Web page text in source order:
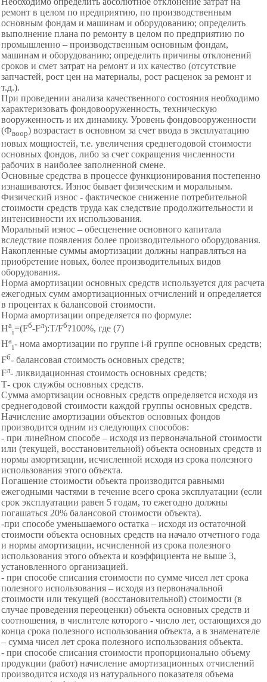
ремонт в целом по предприятию, по производственным
основным фондам и машинам и оборудованию; определить
выполнение плана по ремонту в целом по предприятию по
промышленно – производственным основным фондам,
машинам и оборудованию; определить причины отклонений
сроков и смет затрат на ремонт и их качество (отсутствие
запчастей, рост цен на материалы, рост расценок за ремонт и
т.д.).
При проведении анализа качественного состояния необходимо
характеризовать фондовооруженность, техническую
вооруженность и их динамику. Уровень фондовооруженности
(Фвоор) возрастает в основном за счет ввода в эксплуатацию
новых мощностей, т.е. увеличения среднегодовой стоимости
основных фондов, либо за счет сокращения численности
рабочих в наиболее заполненной смене.
Основные средства в процессе функционирования постепенно
изнашиваются. Износ бывает физическим и моральным.
Физический износ - фактическое снижение потребительной
стоимости средств труда как следствие продолжительности и
интенсивности их использования.
Моральный износ – обесценение основного капитала
вследствие появления более производительного оборудования.
Накопленные суммы амортизации должны направляться на
приобретение новых, более производительных видов
оборудования.
Норма амортизации основных средств используется для расчета
ежегодных сумм амортизационных отчислений и определяется
в процентах к балансовой стоимости.
Норма амортизации определяется по формуле:
Нa
i=(Fб-Fл):Т/Fб?100%, где (7)
Нa
i- нома амортизации по группе і-й группе основных средств;
Fб- балансовая стоимость основных средств;
Fл- ликвидационная стоимость основных средств;
Т- срок службы основных средств.
Сумма амортизации основных средств определяется исходя из
среднегодовой стоимости каждой группы основных средств.
Начисление амортизации объектов основных фондов
производится одним из следующих способов:
- при линейном способе – исходя из первоначальной стоимости
или (текущей, восстановительной) объекта основных средств и
нормы амортизации, исчисленной исходя из срока полезного
использования этого объекта.
Погашение стоимости объекта производится равными
ежегодными частями в течение всего срока эксплуатации (если
срок эксплуатации равен 5 годам, то ежегодно должны
погашаться 20% балансовой стоимости объекта).
-при способе уменьшаемого остатка – исходя из остаточной
стоимости объекта основных средств на начало отчетного года
и нормы амортизации, исчисленной из срока полезного
использования этого объекта и коэффициента не выше 3,
установленного организацией.
- при способе списания стоимости по сумме чисел лет срока
полезного использования – исходя из первоначальной
стоимости или текущей (восстановительной) стоимости (в
случае проведения переоценки) объекта основных средств и
соотношения, в числителе которого - число лет, остающихся до
конца срока полезного использования объекта, а в знаменателе
– сумма чисел лет срока полезного использования объекта.
- при способе списания стоимости пропорционально объему
продукции (работ) начисление амортизационных отчислений
производится исходя из натурального показателя объема